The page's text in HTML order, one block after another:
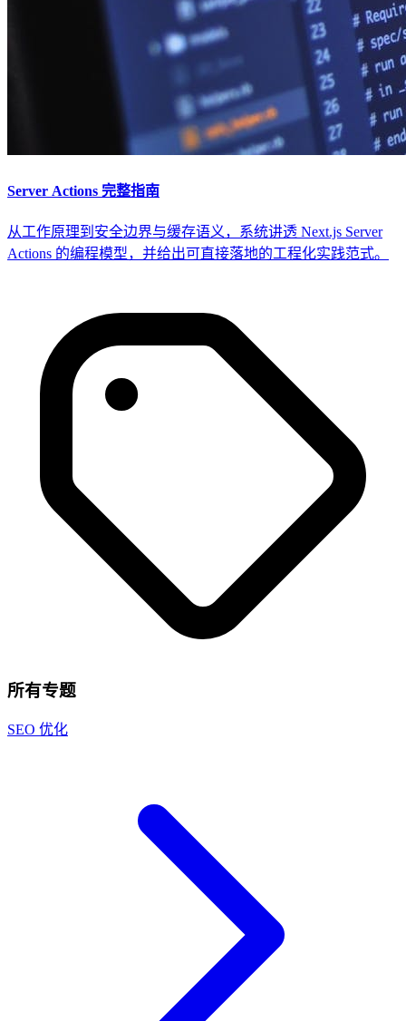
Server Actions 完整指南
从工作原理到安全边界与缓存语义，系统讲透 Next.js Server
Actions 的编程模型，并给出可直接落地的工程化实践范式。
所有专题
SEO 优化